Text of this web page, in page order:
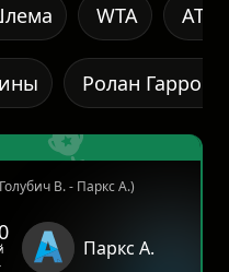
WTA ATP
Ролан
В. - Паркс А.)
Паркс А.